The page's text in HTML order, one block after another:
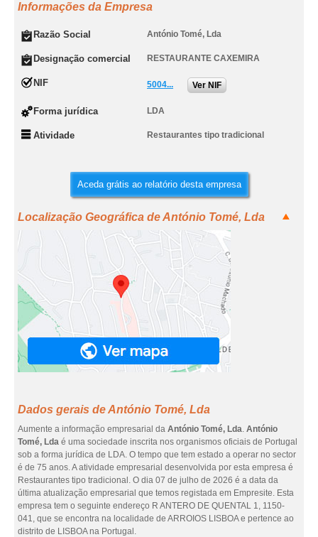
Informações da Empresa
Razão Social António Tomé, Lda
Designação comercial RESTAURANTE CAXEMIRA
NIF 5004... Ver NIF
Forma jurídica LDA
Atividade Restaurantes tipo tradicional
Aceda grátis ao relatório desta empresa
Localização Geográfica de António Tomé, Lda
Dados gerais de António Tomé, Lda
Aumente a informação empresarial da António Tomé, Lda. António
Tomé, Lda é uma sociedade inscrita nos organismos oficiais de Portugal
sob a forma jurídica de LDA. O tempo que tem estado a operar no sector
é de 75 anos. A atividade empresarial desenvolvida por esta empresa é
Restaurantes tipo tradicional. O dia 07 de julho de 2026 é a data da
última atualização empresarial que temos registada em Empresite. Esta
empresa tem o seguinte endereço R ANTERO DE QUENTAL 1, 1150-
041, que se encontra na localidade de ARROIOS LISBOA e pertence ao
distrito de LISBOA na Portugal.